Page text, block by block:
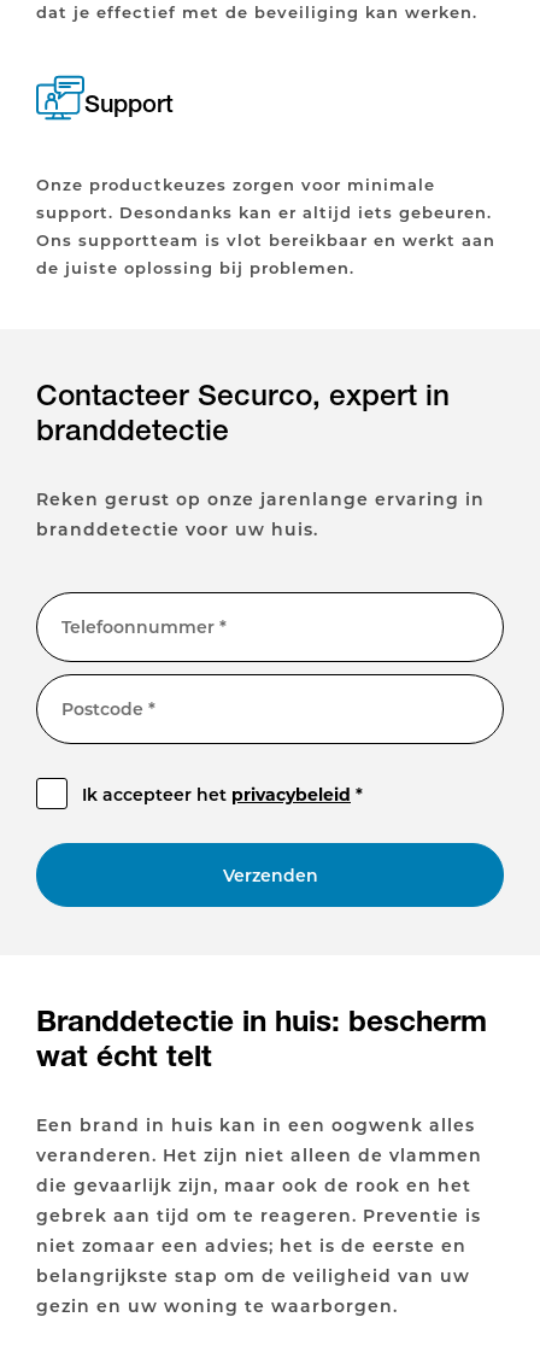
dat je effectief met de beveiliging kan werken.
Support
Onze productkeuzes zorgen voor minimale
support. Desondanks kan er altijd iets gebeuren.
Ons supportteam is vlot bereikbaar en werkt aan
de juiste oplossing bij problemen.
Contacteer Securco, expert in
branddetectie
Reken gerust op onze jarenlange ervaring in
branddetectie voor uw huis.
Telefoonnummer *
Postcode *
Ik accepteer het privacybeleid *
Verzenden
Branddetectie in huis: bescherm
wat écht telt
Een brand in huis kan in een oogwenk alles
veranderen. Het zijn niet alleen de vlammen
die gevaarlijk zijn, maar ook de rook en het
gebrek aan tijd om te reageren. Preventie is
niet zomaar een advies; het is de eerste en
belangrijkste stap om de veiligheid van uw
gezin en uw woning te waarborgen.